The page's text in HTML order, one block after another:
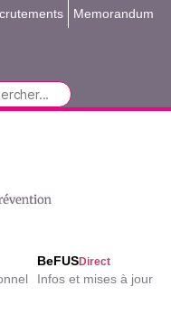
Memorandum
BeFUSDirect
Infos et mises à jour